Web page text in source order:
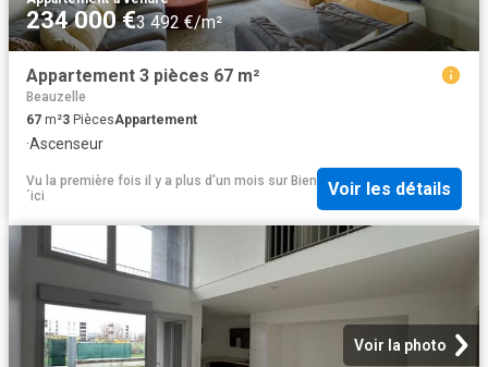
234 000 €3 492 €/m²
Appartement 3 pièces 67 m²
Beauzelle
67 m²3 PiècesAppartement
·Ascenseur
Vu la première fois il y a plus d'un mois sur Bien
´ici
Voir les détails
Voir la photo